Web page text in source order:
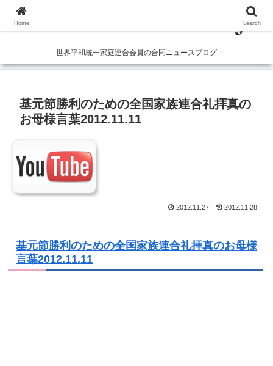
世界平和統一家庭連合会員の合同ニュースブログ
基元節勝利のための全国家族連合礼拝真の
お母様言葉2012.11.11
2012.11.27 2012.11.28
基元節勝利のための全国家族連合礼拝真のお母様
言葉2012.11.11
Home Search